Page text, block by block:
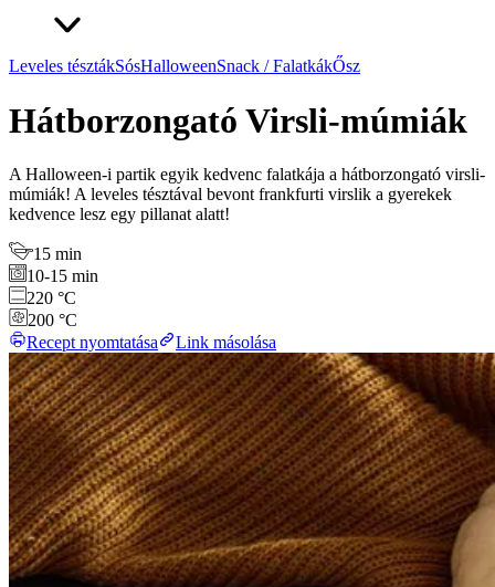
Leveles tésztákSósHalloweenSnack / FalatkákŐsz
Hátborzongató Virsli-múmiák
A Halloween-i partik egyik kedvenc falatkája a hátborzongató virsli-
múmiák! A leveles tésztával bevont frankfurti virslik a gyerekek
kedvence lesz egy pillanat alatt!
15 min
10-15 min
220 °C
200 °C
Recept nyomtatása
Link másolása